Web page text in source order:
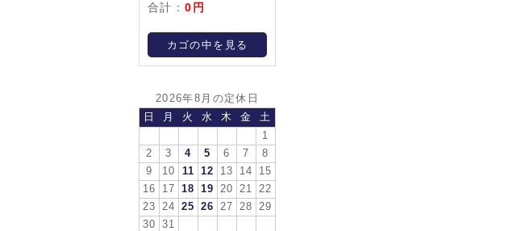
合計：0円
カゴの中を見る
2026年8月の定休日
日
月 火 水 木 金
土
1
2
3 4 5 6 7
8
9
10 11 12 13 14
15
16
17 18 19 20 21
22
23
24 25 26 27 28
29
30
31